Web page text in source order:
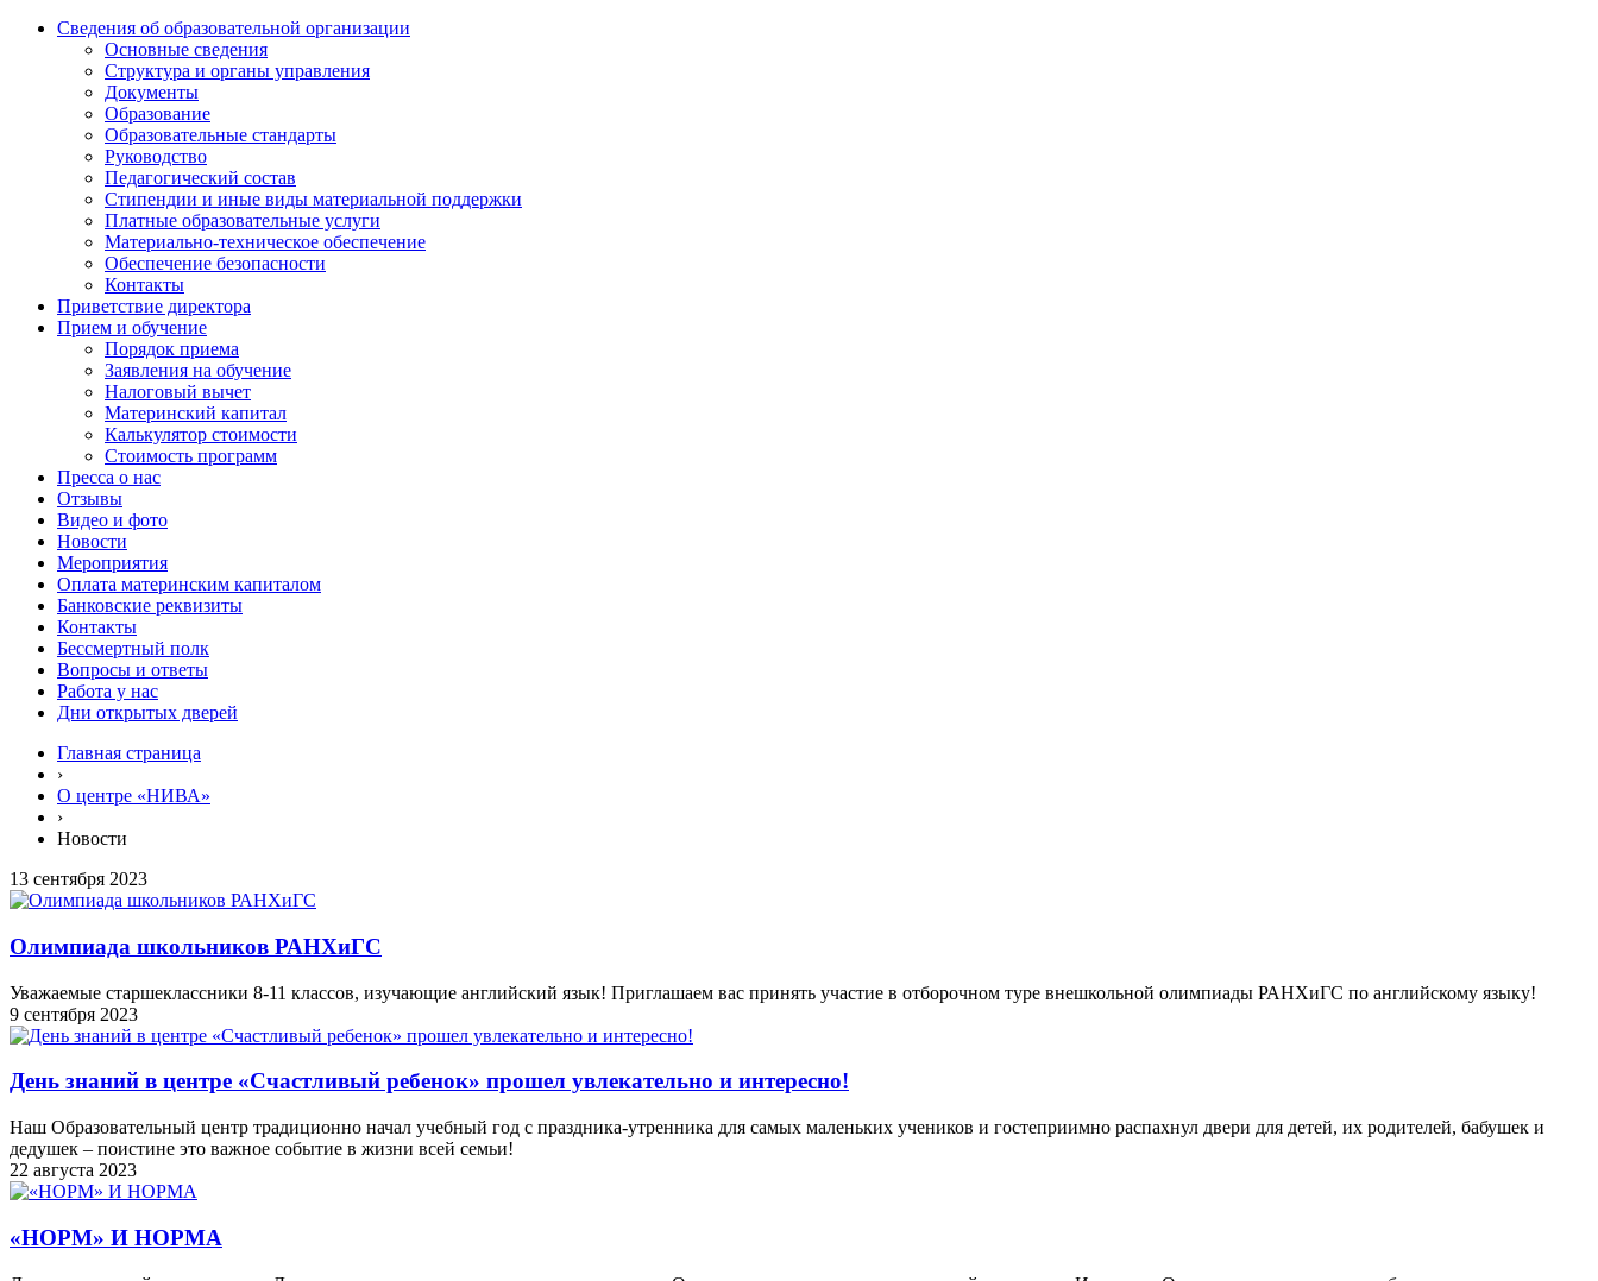
Сведения об образовательной организации
Основные сведения
Структура и органы управления
Документы
Образование
Образовательные стандарты
Руководство
Педагогический состав
Стипендии и иные виды материальной поддержки
Платные образовательные услуги
Материально-техническое обеспечение
Обеспечение безопасности
Контакты
Приветствие директора
Прием и обучение
Порядок приема
Заявления на обучение
Налоговый вычет
Материнский капитал
Калькулятор стоимости
Стоимость программ
Пресса о нас
Отзывы
Видео и фото
Новости
Мероприятия
Оплата материнским капиталом
Банковские реквизиты
Контакты
Бессмертный полк
Вопросы и ответы
Работа у нас
Дни открытых дверей
Главная страница
›
О центре «НИВА»
›
Новости
13 сентября 2023
Олимпиада школьников РАНХиГС
Уважаемые старшеклассники 8-11 классов, изучающие английский язык! Приглашаем вас принять участие в отборочном туре внешкольной олимпиады РАНХиГС по английскому языку!
9 сентября 2023
День знаний в центре «Счастливый ребенок» прошел увлекательно и интересно!
Наш Образовательный центр традиционно начал учебный год с праздника-утренника для самых маленьких учеников и гостеприимно распахнул двери для детей, их родителей, бабушек и
дедушек – поистине это важное событие в жизни всей семьи!
22 августа 2023
«НОРМ» И НОРМА